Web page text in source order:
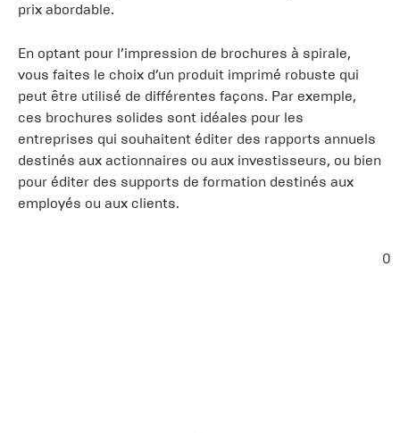
prix abordable.
En optant pour l’impression de brochures à spirale,
vous faites le choix d’un produit imprimé robuste qui
peut être utilisé de différentes façons. Par exemple,
ces brochures solides sont idéales pour les
entreprises qui souhaitent éditer des rapports annuels
destinés aux actionnaires ou aux investisseurs, ou bien
pour éditer des supports de formation destinés aux
employés ou aux clients.
0